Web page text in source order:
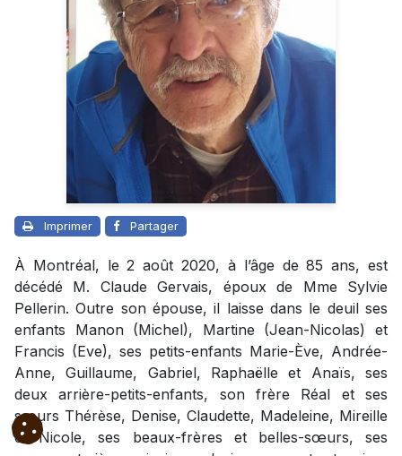
Imprimer Partager
À Montréal, le 2 août 2020, à l’âge de 85 ans, est
décédé M. Claude Gervais, époux de Mme Sylvie
Pellerin. Outre son épouse, il laisse dans le deuil ses
enfants Manon (Michel), Martine (Jean-Nicolas) et
Francis (Eve), ses petits-enfants Marie-Ève, Andrée-
Anne, Guillaume, Gabriel, Raphaëlle et Anaïs, ses
deux arrière-petits-enfants, son frère Réal et ses
sœurs Thérèse, Denise, Claudette, Madeleine, Mireille
et Nicole, ses beaux-frères et belles-sœurs, ses